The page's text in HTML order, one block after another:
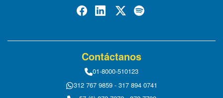
Contáctanos
01-8000-510123
312 767 9859 - 317 894 0741